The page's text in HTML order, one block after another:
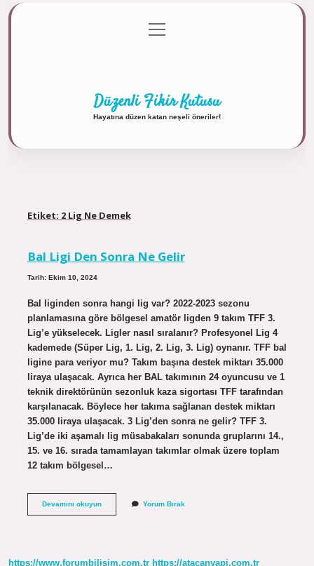
Gizlilik Politikası
menüyü
aç
Düzenli Fikir Kutusu
Hayatına düzen katan neşeli öneriler!
Etiket: 2 Lig Ne Demek
Bal Ligi Den Sonra Ne Gelir
Tarih: Ekim 10, 2024
Bal liginden sonra hangi lig var? 2022-2023 sezonu
planlamasına göre bölgesel amatör ligden 9 takım TFF 3.
Lig’e yükselecek. Ligler nasıl sıralanır? Profesyonel Lig 4
kademede (Süper Lig, 1. Lig, 2. Lig, 3. Lig) oynanır. TFF bal
ligine para veriyor mu? Takım başına destek miktarı 35.000
liraya ulaşacak. Ayrıca her BAL takımının 24 oyuncusu ve 1
teknik direktörünün sezonluk kaza sigortası TFF tarafından
karşılanacak. Böylece her takıma sağlanan destek miktarı
35.000 liraya ulaşacak. 3 Lig’den sonra ne gelir? TFF 3.
Lig’de iki aşamalı lig müsabakaları sonunda gruplarını 14.,
15. ve 16. sırada tamamlayan takımlar olmak üzere toplam
12 takım bölgesel…
Devamını okuyunBal
Yorum Bırak
https://www.forumbilisim.com.tr https://atacanyapi.com.tr